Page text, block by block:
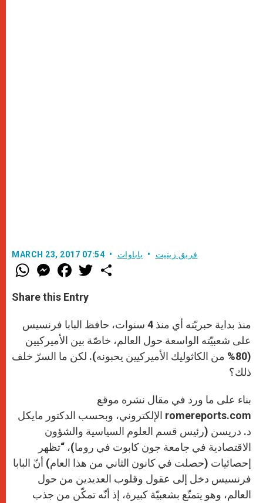
MARCH 23, 2017 07:54 فريق زينيت باباوات
W
h
t
s
p
p
M
e
s
e
g
e
r
F
a
e
b
o
k
w
r
Share this Entry
منذ بداية حبريّته أي منذ 4 سنوات، حافظ البابا فرنسيس
على شعبيّته الواسعة حول العالم، خاصّة بين الأميركيين
(80% من الكاثوليك الأميركيين يحبونه). لكن ما السرّ خلف
ذلك؟
بناء على ما ورد في مقال نشره موقع
romereports.com الإلكتروني، وبحسب الدكتور مايكل
د. دريسن (رئيس قسم العلوم السياسية والشؤون
الاقتصادية في جامعة جون كابوت في روما)، “تظهر
إحصائيات (حصلت في كانون الثاني من هذا العام) أنّ البابا
فرنسيس دخل إلى عقول وقلوب العديدين من حول
العالم، وهو يتمتّع بشعبيّة كبيرة، إذ أنّه تمكّن من جذب